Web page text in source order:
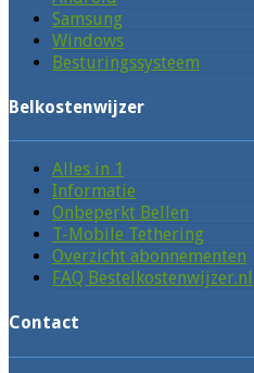
Samsung
Windows
Besturingssysteem
Belkostenwijzer
Alles in 1
Informatie
Onbeperkt Bellen
T-Mobile Tethering
Overzicht abonnementen
FAQ Bestelkostenwijzer.nl
Contact